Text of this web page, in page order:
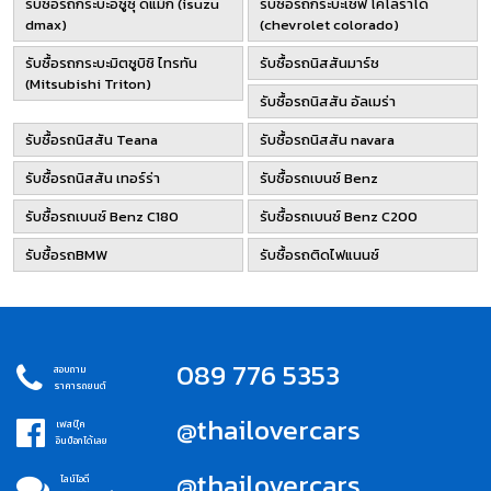
dmax)
(chevrolet colorado)
รับซื้อรถกระบะมิตซูบิชิ ไทรทัน
(Mitsubishi Triton)
รับซื้อรถนิสสันมาร์ช
รับซื้อรถนิสสัน อัลเมร่า
รับซื้อรถนิสสัน Teana
รับซื้อรถนิสสัน navara
รับซื้อรถนิสสัน เทอร์ร่า
รับซื้อรถเบนซ์ Benz
รับซื้อรถเบนซ์ Benz C180
รับซื้อรถเบนซ์ Benz C200
รับซื้อรถBMW
รับซื้อรถติดไฟแนนซ์
สอบถาม
ราคารถยนต์
089 776 5353
เฟสบุ๊ค
อินบ็อกได้เลย
@thailovercars
ไลน์ไอดี